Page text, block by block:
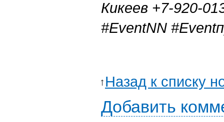
Кикеев +7-920-
#EventNN
Назад к списку
Добавить